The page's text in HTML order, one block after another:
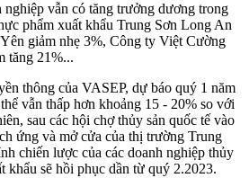
nghiệp vẫn có tăng trưởng dương trong
phẩm xuất khẩu Trung Sơn Long An
giảm nhẹ 3%, Công ty Việt Cường
tăng 21%...
thông của VASEP, dự báo quý 1 năm
vẫn thấp hơn khoảng 15 - 20% so với
sau các hội chợ thủy sản quốc tế vào
ứng và mở cửa của thị trường Trung
chiến lược của các doanh nghiệp thủy
khẩu sẽ hồi phục dần từ quý 2.2023.